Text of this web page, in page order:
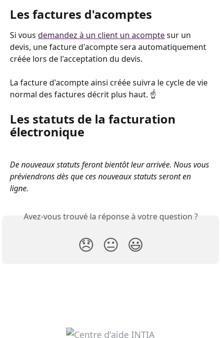
Les factures d'acomptes
Si vous demandez à un client un acompte sur un
devis, une facture d'acompte sera automatiquement
créée lors de l'acceptation du devis.
La facture d'acompte ainsi créée suivra le cycle de vie
normal des factures décrit plus haut. ☝️
Les statuts de la facturation
électronique
De nouveaux statuts feront bientôt leur arrivée. Nous vous
préviendrons dès que ces nouveaux statuts seront en
ligne.
Avez-vous trouvé la réponse à votre question ?
😞 😐 😃